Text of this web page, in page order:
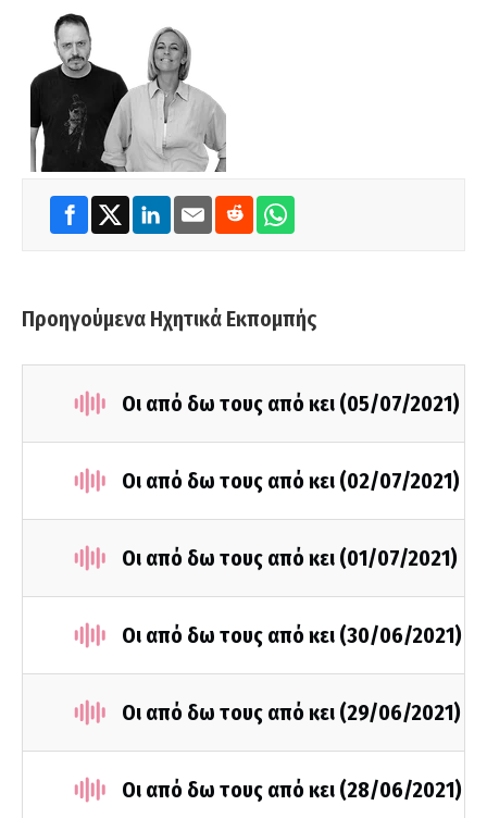
Προηγούμενα Ηχητικά Εκπομπής
Οι από δω τους από κει (05/07/2021)
Οι από δω τους από κει (02/07/2021)
Οι από δω τους από κει (01/07/2021)
Οι από δω τους από κει (30/06/2021)
Οι από δω τους από κει (29/06/2021)
Οι από δω τους από κει (28/06/2021)